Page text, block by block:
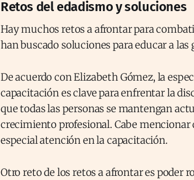
Retos del edadismo y soluciones
Hay muchos retos a afrontar para
han buscado soluciones para educar a
De acuerdo con Elizabeth Gómez, la
capacitación es clave para enfrentar la
que todas las personas se mantengan
crecimiento profesional. Cabe
especial atención en la capacitación.
Otro reto de los retos a afrontar es poder